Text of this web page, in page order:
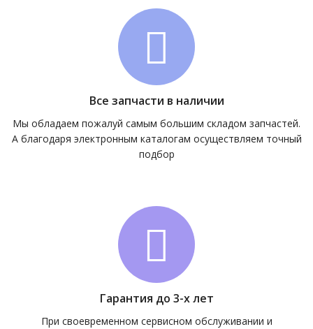
Все запчасти в наличии
Мы обладаем пожалуй самым большим складом запчастей.
А благодаря электронным каталогам осуществляем точный
подбор
Гарантия до 3-х лет
При своевременном сервисном обслуживании и